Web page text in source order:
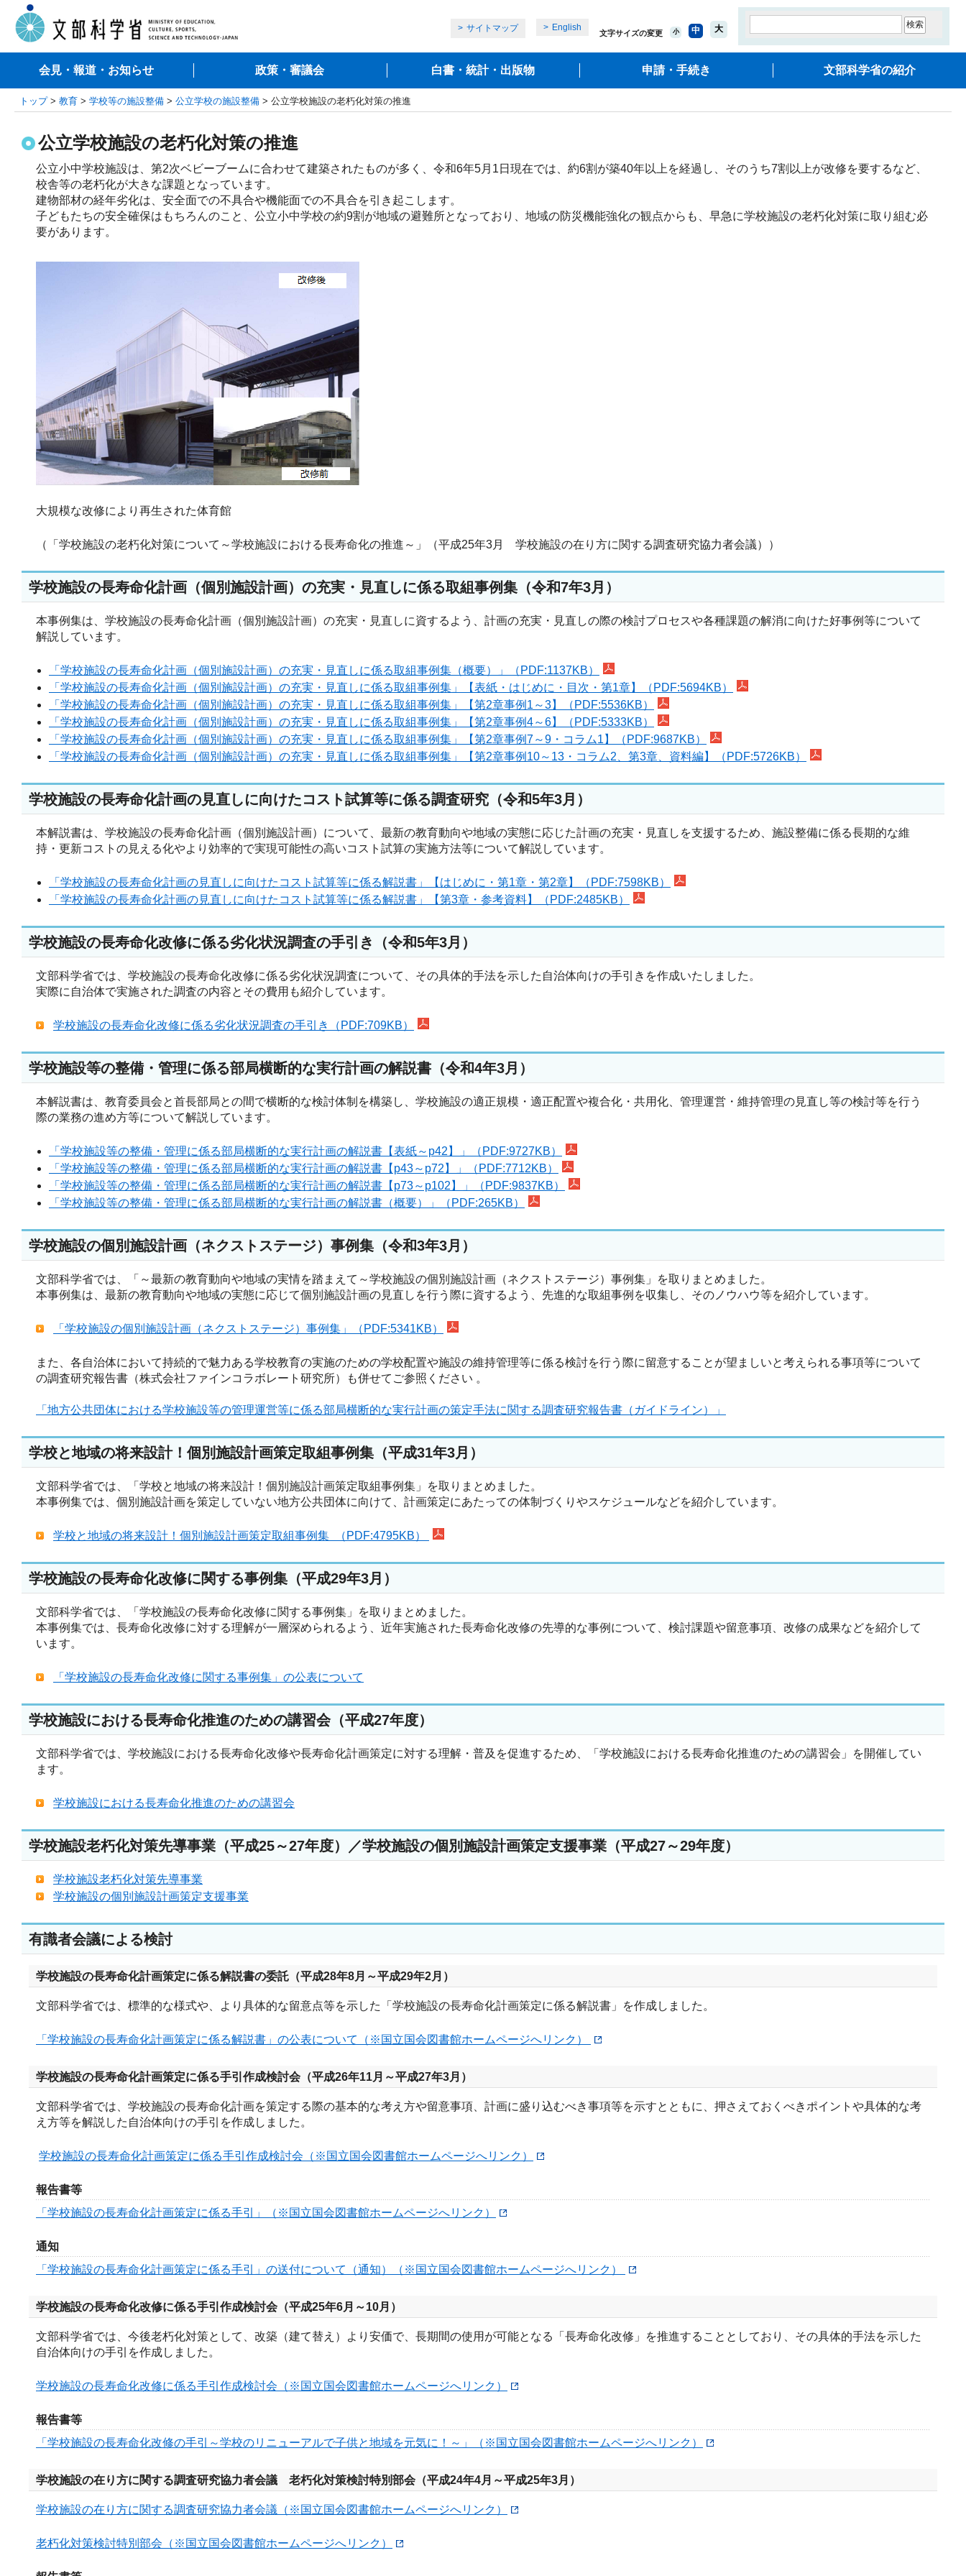
サイトマップ English
文字サイズの変更 小 中 大
会見・報道・お知らせ 政策・審議会 白書・統計・出版物 申請・手続き 文部科学省の紹介
トップ> 教育 > 学校等の施設整備 > 公立学校の施設整備 > 公立学校施設の老朽化対策の推進
公立学校施設の老朽化対策の推進
公立小中学校施設は、第2次ベビーブームに合わせて建築されたものが多く、令和6年5月1日現在では、約6割が築40年以上を経過し、そのうち7割以上が改修を要するなど、
校舎等の老朽化が大きな課題となっています。
建物部材の経年劣化は、安全面での不具合や機能面での不具合を引き起こします。
子どもたちの安全確保はもちろんのこと、公立小中学校の約9割が地域の避難所となっており、地域の防災機能強化の観点からも、早急に学校施設の老朽化対策に取り組む必
要があります。
大規模な改修により再生された体育館
（「学校施設の老朽化対策について～学校施設における長寿命化の推進～」（平成25年3月 学校施設の在り方に関する調査研究協力者会議））
学校施設の長寿命化計画（個別施設計画）の充実・見直しに係る取組事例集（令和7年3月）
本事例集は、学校施設の長寿命化計画（個別施設計画）の充実・見直しに資するよう、計画の充実・見直しの際の検討プロセスや各種課題の解消に向けた好事例等について
解説しています。
「学校施設の長寿命化計画（個別施設計画）の充実・見直しに係る取組事例集（概要）」（PDF:1137KB）
「学校施設の長寿命化計画（個別施設計画）の充実・見直しに係る取組事例集」【表紙・はじめに・目次・第1章】（PDF:5694KB）
「学校施設の長寿命化計画（個別施設計画）の充実・見直しに係る取組事例集」【第2章事例1～3】（PDF:5536KB）
「学校施設の長寿命化計画（個別施設計画）の充実・見直しに係る取組事例集」【第2章事例4～6】（PDF:5333KB）
「学校施設の長寿命化計画（個別施設計画）の充実・見直しに係る取組事例集」【第2章事例7～9・コラム1】（PDF:9687KB）
「学校施設の長寿命化計画（個別施設計画）の充実・見直しに係る取組事例集」【第2章事例10～13・コラム2、第3章、資料編】（PDF:5726KB）
学校施設の長寿命化計画の見直しに向けたコスト試算等に係る調査研究（令和5年3月）
本解説書は、学校施設の長寿命化計画（個別施設計画）について、最新の教育動向や地域の実態に応じた計画の充実・見直しを支援するため、施設整備に係る長期的な維
持・更新コストの見える化やより効率的で実現可能性の高いコスト試算の実施方法等について解説しています。
「学校施設の長寿命化計画の見直しに向けたコスト試算等に係る解説書」【はじめに・第1章・第2章】（PDF:7598KB）
「学校施設の長寿命化計画の見直しに向けたコスト試算等に係る解説書」【第3章・参考資料】（PDF:2485KB）
学校施設の長寿命化改修に係る劣化状況調査の手引き（令和5年3月）
文部科学省では、学校施設の長寿命化改修に係る劣化状況調査について、その具体的手法を示した自治体向けの手引きを作成いたしました。
実際に自治体で実施された調査の内容とその費用も紹介しています。
学校施設の長寿命化改修に係る劣化状況調査の手引き（PDF:709KB）
学校施設等の整備・管理に係る部局横断的な実行計画の解説書（令和4年3月）
本解説書は、教育委員会と首長部局との間で横断的な検討体制を構築し、学校施設の適正規模・適正配置や複合化・共用化、管理運営・維持管理の見直し等の検討等を行う
際の業務の進め方等について解説しています。
「学校施設等の整備・管理に係る部局横断的な実行計画の解説書【表紙～p42】」（PDF:9727KB）
「学校施設等の整備・管理に係る部局横断的な実行計画の解説書【p43～p72】」（PDF:7712KB）
「学校施設等の整備・管理に係る部局横断的な実行計画の解説書【p73～p102】」（PDF:9837KB）
「学校施設等の整備・管理に係る部局横断的な実行計画の解説書（概要）」（PDF:265KB）
学校施設の個別施設計画（ネクストステージ）事例集（令和3年3月）
文部科学省では、「～最新の教育動向や地域の実情を踏まえて～学校施設の個別施設計画（ネクストステージ）事例集」を取りまとめました。
本事例集は、最新の教育動向や地域の実態に応じて個別施設計画の見直しを行う際に資するよう、先進的な取組事例を収集し、そのノウハウ等を紹介しています。
「学校施設の個別施設計画（ネクストステージ）事例集」（PDF:5341KB）
また、各自治体において持続的で魅力ある学校教育の実施のための学校配置や施設の維持管理等に係る検討を行う際に留意することが望ましいと考えられる事項等について
の調査研究報告書（株式会社ファインコラボレート研究所）も併せてご参照ください 。
「地方公共団体における学校施設等の管理運営等に係る部局横断的な実行計画の策定手法に関する調査研究報告書（ガイドライン）」
学校と地域の将来設計！個別施設計画策定取組事例集（平成31年3月）
文部科学省では、「学校と地域の将来設計！個別施設計画策定取組事例集」を取りまとめました。
本事例集では、個別施設計画を策定していない地方公共団体に向けて、計画策定にあたっての体制づくりやスケジュールなどを紹介しています。
学校と地域の将来設計！個別施設計画策定取組事例集 （PDF:4795KB）
学校施設の長寿命化改修に関する事例集（平成29年3月）
文部科学省では、「学校施設の長寿命化改修に関する事例集」を取りまとめました。
本事例集では、長寿命化改修に対する理解が一層深められるよう、近年実施された長寿命化改修の先導的な事例について、検討課題や留意事項、改修の成果などを紹介して
います。
「学校施設の長寿命化改修に関する事例集」の公表について
学校施設における長寿命化推進のための講習会（平成27年度）
文部科学省では、学校施設における長寿命化改修や長寿命化計画策定に対する理解・普及を促進するため、「学校施設における長寿命化推進のための講習会」を開催してい
ます。
学校施設における長寿命化推進のための講習会
学校施設老朽化対策先導事業（平成25～27年度）／学校施設の個別施設計画策定支援事業（平成27～29年度）
学校施設老朽化対策先導事業
学校施設の個別施設計画策定支援事業
有識者会議による検討
学校施設の長寿命化計画策定に係る解説書の委託（平成28年8月～平成29年2月）
文部科学省では、標準的な様式や、より具体的な留意点等を示した「学校施設の長寿命化計画策定に係る解説書」を作成しました。
「学校施設の長寿命化計画策定に係る解説書」の公表について（※国立国会図書館ホームページへリンク）
学校施設の長寿命化計画策定に係る手引作成検討会（平成26年11月～平成27年3月）
文部科学省では、学校施設の長寿命化計画を策定する際の基本的な考え方や留意事項、計画に盛り込むべき事項等を示すとともに、押さえておくべきポイントや具体的な考
え方等を解説した自治体向けの手引を作成しました。
学校施設の長寿命化計画策定に係る手引作成検討会（※国立国会図書館ホームページへリンク）
報告書等
「学校施設の長寿命化計画策定に係る手引」（※国立国会図書館ホームページへリンク）
通知
「学校施設の長寿命化計画策定に係る手引」の送付について（通知）（※国立国会図書館ホームページへリンク）
学校施設の長寿命化改修に係る手引作成検討会（平成25年6月～10月）
文部科学省では、今後老朽化対策として、改築（建て替え）より安価で、長期間の使用が可能となる「長寿命化改修」を推進することとしており、その具体的手法を示した
自治体向けの手引を作成しました。
学校施設の長寿命化改修に係る手引作成検討会（※国立国会図書館ホームページへリンク）
報告書等
「学校施設の長寿命化改修の手引～学校のリニューアルで子供と地域を元気に！～」（※国立国会図書館ホームページへリンク）
学校施設の在り方に関する調査研究協力者会議 老朽化対策検討特別部会（平成24年4月～平成25年3月）
学校施設の在り方に関する調査研究協力者会議（※国立国会図書館ホームページへリンク）
老朽化対策検討特別部会（※国立国会図書館ホームページへリンク）